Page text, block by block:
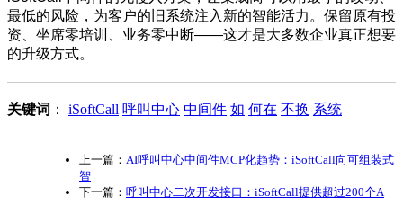
最低的风险，为客户的旧系统注入新的智能活力。保留原有投
资、坐席零培训、业务零中断——这才是大多数企业真正想要
的升级方式。
关键词 ： iSoftCall 呼叫中心 中间件 如 何在 不换 系统
上一篇： AI呼叫中心中间件MCP化趋势：iSoftCall向可组装式
智
下一篇： 呼叫中心二次开发接口：iSoftCall提供超过200个A